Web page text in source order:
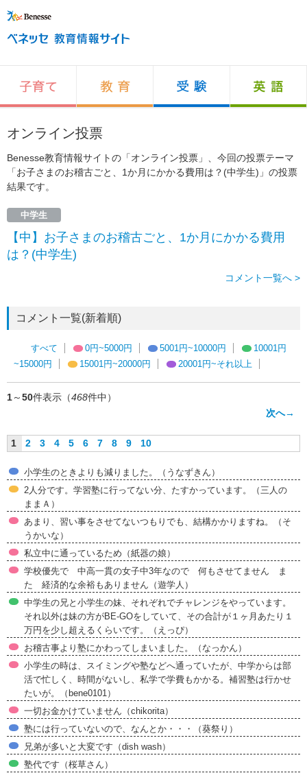
オンライン投票
Benesse教育情報サイトの「オンライン投票」、今回の投票テーマ
「お子さまのお稽古ごと、1か月にかかる費用は？(中学生)」の投票
結果です。
中学生
【中】お子さまのお稽古ごと、1か月にかかる費用
は？(中学生)
コメント一覧へ >
コメント一覧(新着順)
すべて 0円~5000円 5001円~10000円
10001円
~15000円
15001円~20000円 20001円~それ以上
1～50件表示（468件中）
次へ→
1 2 3 4 5 6 7 8 9 10
小学生のときよりも減りました。（うなずきん）
2人分です。学習塾に行ってない分、たすかっています。（三人の
ままＡ）
あまり、習い事をさせてないつもりでも、結構かかりますね。（そ
うかいな）
私立中に通っているため（紙器の娘）
学校優先で 中高一貫の女子中3年なので 何もさせてません ま
た 経済的な余裕もありません（遊学人）
中学生の兄と小学生の妹、それぞれでチャレンジをやっています。
それ以外は妹の方がBE-GOをしていて、その合計が１ヶ月あたり１
万円を少し超えるくらいです。（えっぴ）
お稽古事より塾にかわってしまいました。（なっかん）
小学生の時は、スイミングや塾などへ通っていたが、中学からは部
活で忙しく、時間がないし、私学で学費もかかる。補習塾は行かせ
たいが。（bene0101）
一切お金かけていません（chikorita）
塾には行っていないので、なんとか・・・（葵祭り）
兄弟が多いと大変です（dish wash）
塾代です（桜草さん）